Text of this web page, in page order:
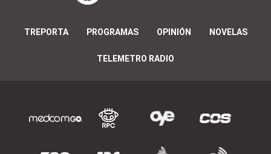
TREPORTA PROGRAMAS OPINIÓN NOVELAS
TELEMETRO RADIO